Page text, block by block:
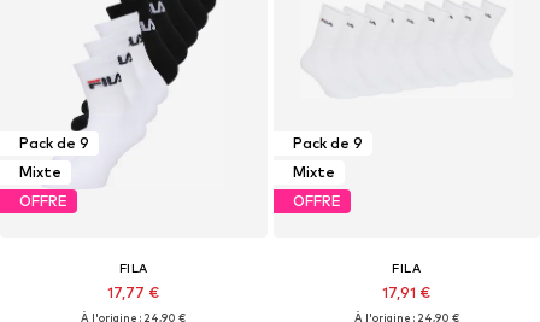
Pack de 9
Mixte
OFFRE
FILA
17,77 €
À l'origine : 24,90 €
Pack de 9
Mixte
OFFRE
FILA
17,91 €
À l'origine : 24,90 €